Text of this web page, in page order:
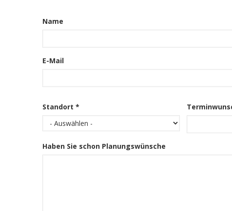
Informationen
Name
E-Mail
Standort *
Haben Sie schon Planungswünsche